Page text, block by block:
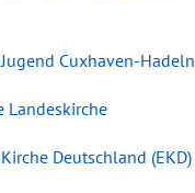
Cuxhaven-Hadeln
Landeskirche
Deutschland (EKD)